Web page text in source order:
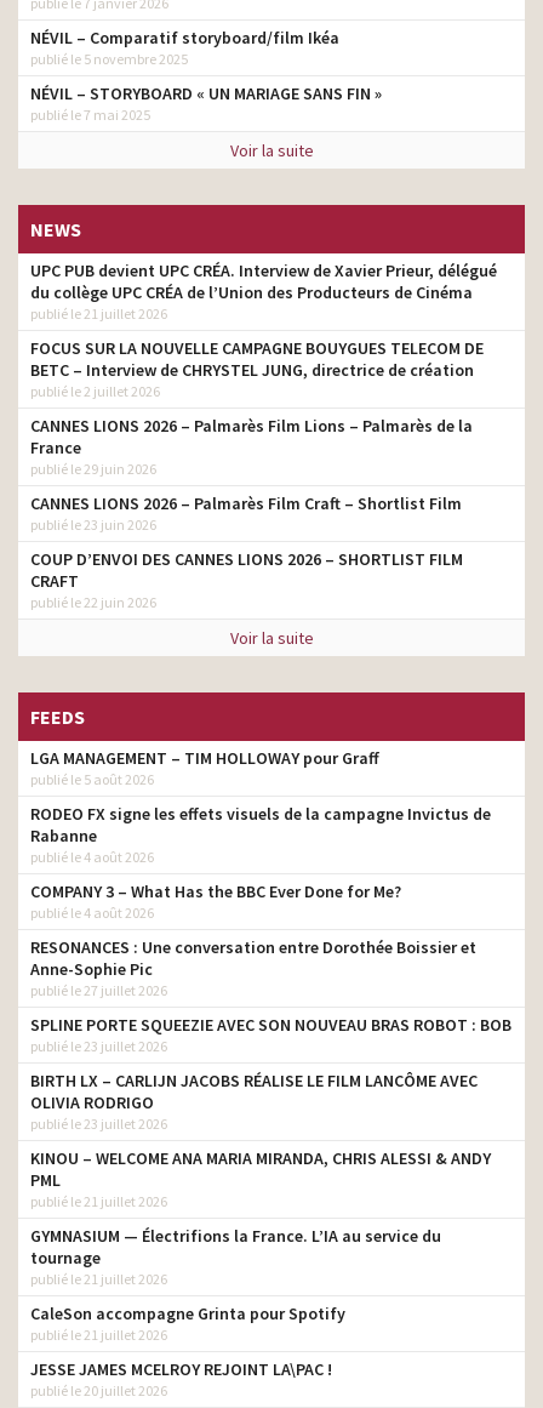
NÉVIL – Comparatif storyboard/film Ikéa
publié le 5 novembre 2025
NÉVIL – STORYBOARD « UN MARIAGE SANS FIN »
publié le 7 mai 2025
Voir la suite
NEWS
UPC PUB devient UPC CRÉA. Interview de Xavier Prieur, délégué
du collège UPC CRÉA de l’Union des Producteurs de Cinéma
publié le 21 juillet 2026
FOCUS SUR LA NOUVELLE CAMPAGNE BOUYGUES TELECOM DE
BETC – Interview de CHRYSTEL JUNG, directrice de création
publié le 2 juillet 2026
CANNES LIONS 2026 – Palmarès Film Lions – Palmarès de la
France
publié le 29 juin 2026
CANNES LIONS 2026 – Palmarès Film Craft – Shortlist Film
publié le 23 juin 2026
COUP D’ENVOI DES CANNES LIONS 2026 – SHORTLIST FILM
CRAFT
publié le 22 juin 2026
Voir la suite
FEEDS
LGA MANAGEMENT – TIM HOLLOWAY pour Graff
publié le 5 août 2026
RODEO FX signe les effets visuels de la campagne Invictus de
Rabanne
publié le 4 août 2026
COMPANY 3 – What Has the BBC Ever Done for Me?
publié le 4 août 2026
RESONANCES : Une conversation entre Dorothée Boissier et
Anne-Sophie Pic
publié le 27 juillet 2026
SPLINE PORTE SQUEEZIE AVEC SON NOUVEAU BRAS ROBOT : BOB
publié le 23 juillet 2026
BIRTH LX – CARLIJN JACOBS RÉALISE LE FILM LANCÔME AVEC
OLIVIA RODRIGO
publié le 23 juillet 2026
KINOU – WELCOME ANA MARIA MIRANDA, CHRIS ALESSI & ANDY
PML
publié le 21 juillet 2026
GYMNASIUM — Électrifions la France. L’IA au service du
tournage
publié le 21 juillet 2026
CaleSon accompagne Grinta pour Spotify
publié le 21 juillet 2026
JESSE JAMES MCELROY REJOINT LA\PAC !
publié le 20 juillet 2026